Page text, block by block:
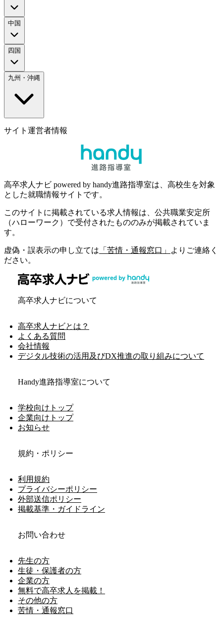
中国
四国
九州・沖縄
サイト運営者情報
高卒求人ナビ powered by handy進路指導室は、高校生を対象
とした就職情報サイトです。
このサイトに掲載されている求人情報は、公共職業安定所
（ハローワーク）で受付されたもののみが掲載されていま
す。
虚偽・誤表示の申し立ては 「苦情・通報窓口」
よりご連絡く
ださい。
高卒求人ナビについて
高卒求人ナビとは？
よくある質問
会社情報
デジタル技術の活用及びDX推進の取り組みについて
Handy進路指導室について
学校向けトップ
企業向けトップ
お知らせ
規約・ポリシー
利用規約
プライバシーポリシー
外部送信ポリシー
掲載基準・ガイドライン
お問い合わせ
先生の方
生徒・保護者の方
企業の方
無料で高卒求人を掲載！
その他の方
苦情・通報窓口